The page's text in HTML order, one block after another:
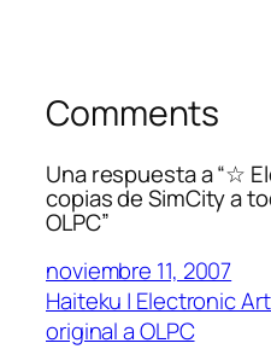
Comments
Una respuesta a “☆
copias de SimCity a
OLPC”
noviembre 11, 2007
Haiteku | Electronic
original a OLPC